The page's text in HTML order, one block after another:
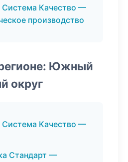
Система Качество —
производство
Южный
округ
Система Качество —
Стандарт —